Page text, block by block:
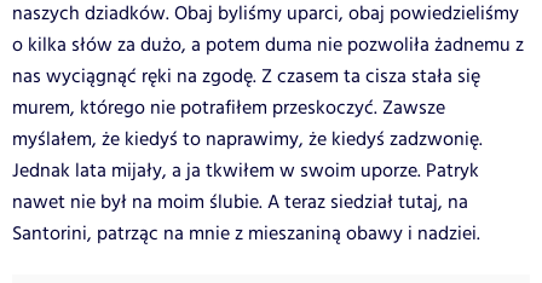
naszych dziadków. Obaj byliśmy uparci, obaj powiedzieliśmy
o kilka słów za dużo, a potem duma nie pozwoliła żadnemu z
nas wyciągnąć ręki na zgodę. Z czasem ta cisza stała się
murem, którego nie potrafiłem przeskoczyć. Zawsze
myślałem, że kiedyś to naprawimy, że kiedyś zadzwonię.
Jednak lata mijały, a ja tkwiłem w swoim uporze. Patryk
nawet nie był na moim ślubie. A teraz siedział tutaj, na
Santorini, patrząc na mnie z mieszaniną obawy i nadziei.